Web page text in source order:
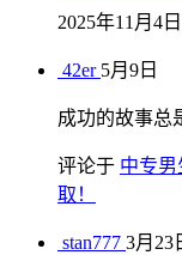
2025年11月4日
42er 5月9日
成功的故事总
评论于 中专
取！
stan777 3月23